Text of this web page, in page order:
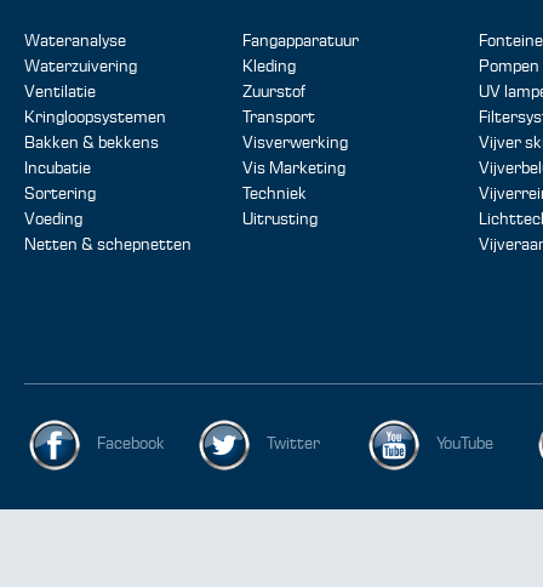
Wateranalyse
Waterzuivering
Ventilatie
Kringloopsystemen
Bakken & bekkens
Incubatie
Sortering
Voeding
Netten & schepnetten
Fangapparatuur
Kleding
Zuurstof
Transport
Visverwerking
Vis Marketing
Techniek
Uitrusting
Pompen
UV
Vijver
Facebook Twitter YouTube